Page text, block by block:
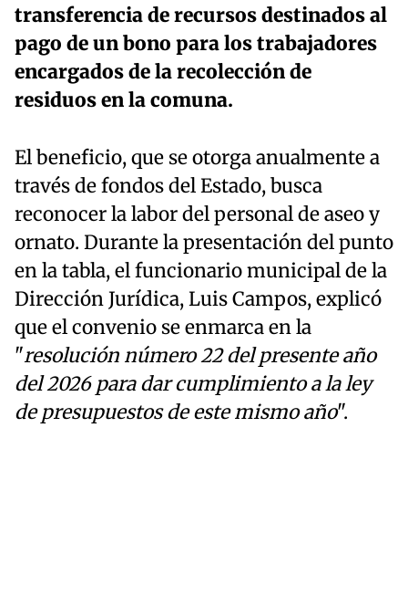
transferencia de recursos destinados al
pago de un bono para los trabajadores
encargados de la recolección de
residuos en la comuna.
El beneficio, que se otorga anualmente a
través de fondos del Estado, busca
reconocer la labor del personal de aseo y
ornato. Durante la presentación del punto
en la tabla, el funcionario municipal de la
Dirección Jurídica, Luis Campos, explicó
que el convenio se enmarca en la
"resolución número 22 del presente año
del 2026 para dar cumplimiento a la ley
de presupuestos de este mismo año".